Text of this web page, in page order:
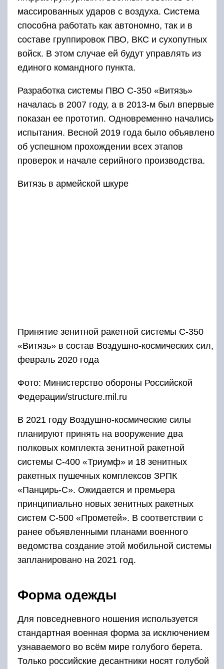
массированных ударов с воздуха. Система
способна работать как автономно, так и в
составе группировок ПВО, ВКС и сухопутных
войск. В этом случае ей будут управлять из
единого командного пункта.
Разработка системы ПВО С-350 «Витязь»
началась в 2007 году, а в 2013-м был впервые
показан ее прототип. Одновременно начались
испытания. Весной 2019 года было объявлено
об успешном прохождении всех этапов
проверок и начале серийного производства.
Витязь в армейской шкуре
Принятие зенитной ракетной системы С-350
«Витязь» в состав Воздушно-космических сил,
февраль 2020 года
Фото: Министерство обороны Российской
Федерации/structure.mil.ru
В 2021 году Воздушно-космические силы
планируют принять на вооружение два
полковых комплекта зенитной ракетной
системы С-400 «Триумф» и 18 зенитных
ракетных пушечных комплексов ЗРПК
«Панцирь-С». Ожидается и премьера
принципиально новых зенитных ракетных
систем С-500 «Прометей». В соответствии с
ранее объявленными планами военного
ведомства создание этой мобильной системы
запланировано на 2021 год.
Форма одежды
Для повседневного ношения используется
стандартная военная форма за исключением
узнаваемого во всём мире голубого берета.
Только российские десантники носят голубой